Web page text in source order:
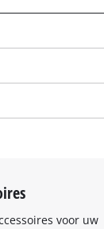
voor uw